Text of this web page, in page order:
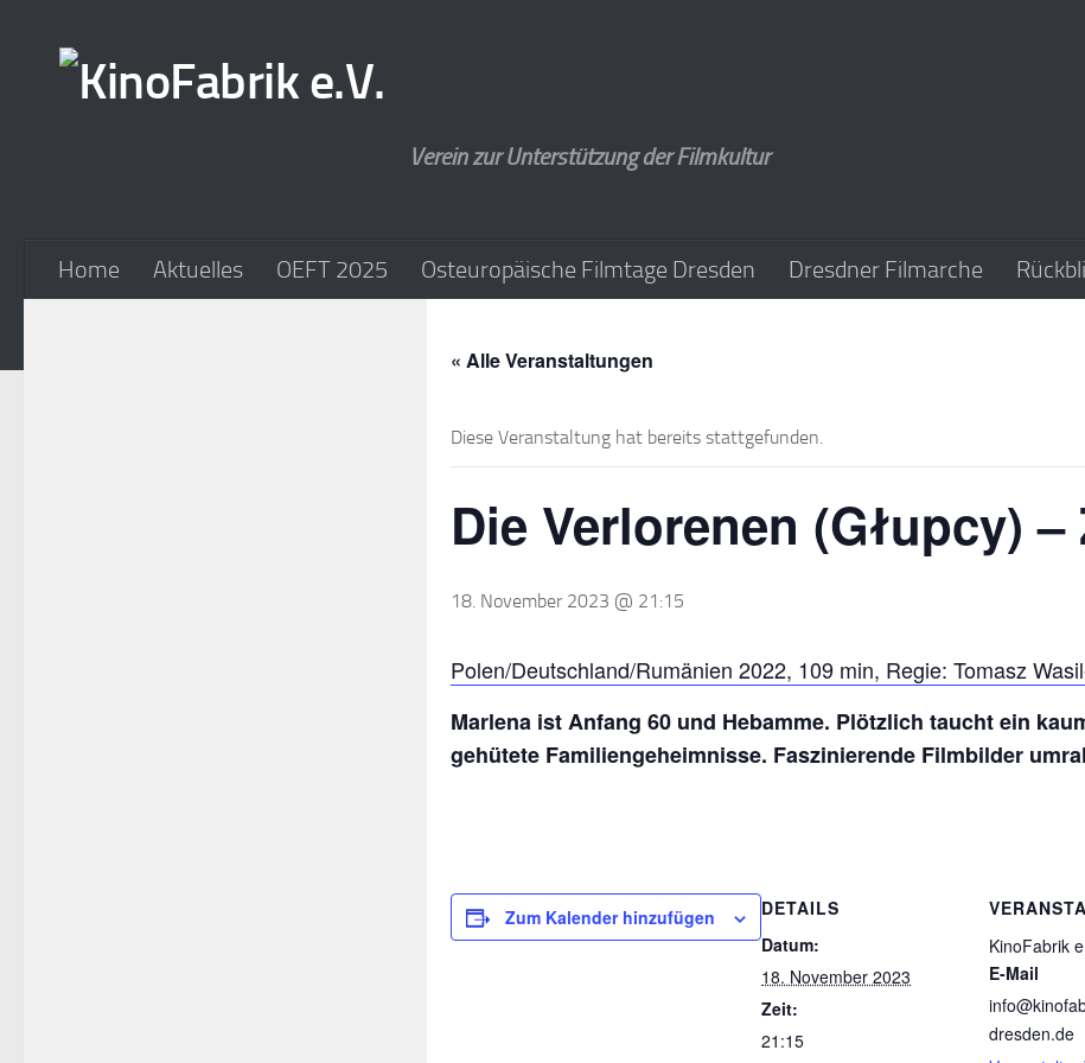
Verein zur Unterstützung der Filmkultur
Home Aktuelles OEFT 2025 Osteuropäische Filmtage Dresden Dresdner Filmarche
« Alle Veranstaltungen
Diese Veranstaltung hat bereits stattgefunden.
Die Verlorenen (Głupcy)
18. November 2023 @ 21:15
Polen/Deutschland/Rumänien 2022, 109 min, Regie: Tomasz
Marlena ist Anfang 60 und Hebamme. Plötzlich taucht ein
gehütete Familiengeheimnisse. Faszinierende Filmbilder
Zum Kalender hinzufügen
DETAILS
Datum:
18. November 2023
Zeit:
21:15
KinoFabrik
E-Mail
dresden.de